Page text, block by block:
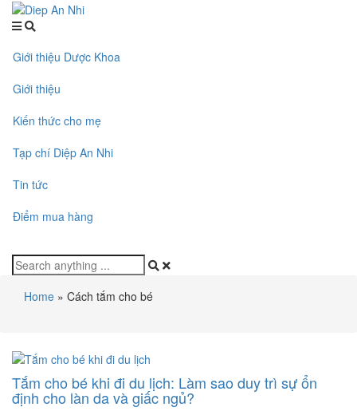
Giới thiệu Dược Khoa
Giới thiệu
Kiến thức cho mẹ
Tạp chí Diệp An Nhi
Tin tức
Điểm mua hàng
Home » Cách tắm cho bé
Tắm cho bé khi đi du lịch: Làm sao duy trì sự ổn
định cho làn da và giấc ngủ?